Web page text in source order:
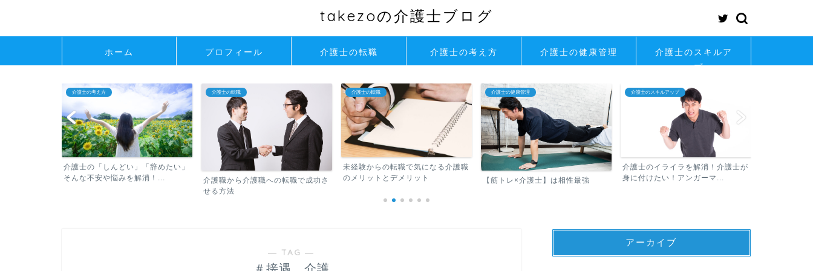
takezoの介護士ブログ
ホーム プロフィール 介護士の転職 介護士の考え方 介護士の健康管理
介護士のスキルア
ップ
介護士の考え方
介護士の「しんどい」「辞めたい」
そんな不安や悩みを解消！...
介護士の転職
介護職から介護職への転職で成功さ
せる方法
介護士の転職
未経験からの転職で気になる介護職
のメリットとデメリット
介護士の健康管理
【筋トレ×介護士】は相性最強
介護士のスキルアップ
介護士のイライラを解消！介護士が
身に付けたい！アンガーマ...
― TAG ―
アーカイブ